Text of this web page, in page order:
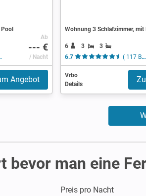
Ab
--- €
/ Nacht
Angebot
Wohnung 3 Schlafzimmer, mit
6 3
3
6.7
( 117 Bewertungen )
Vrbo
Details
bevor man eine
Preis pro Nacht